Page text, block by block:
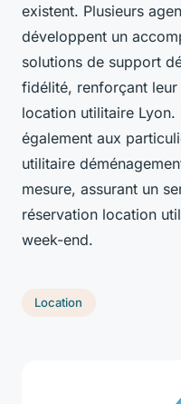
existent. Plusieurs
développent un
solutions de support
fidélité, renforçant
location utilitaire Lyon.
également aux
utilitaire
mesure, assurant un
réservation location
week-end.
Location